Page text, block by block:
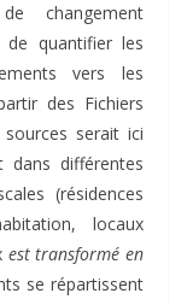
changement
de quantifier les
vers les
des Fichiers
serait ici
dans différentes
(résidences
locaux
est transformé en
se répartissent